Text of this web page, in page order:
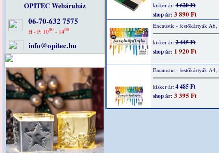
OPITEC Webáruház
06-70-632 7575
H - P: 1000- 1400
info@opitec.hu
kisker ár: 4 620 Ft
shop ár: 3 890 Ft
Encaustic - festőkártyák A6,
kisker ár: 2 445 Ft
shop ár: 1 920 Ft
Encaustic - festőkártyák A4,
kisker ár: 4 485 Ft
shop ár: 3 395 Ft